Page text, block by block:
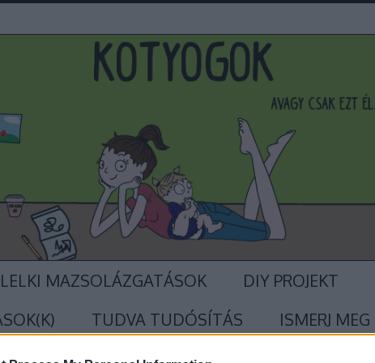
LELKI MAZSOLÁZGATÁSOK DIY PROJEKT
TUDVA TUDÓSÍTÁS ISMERJ MEG